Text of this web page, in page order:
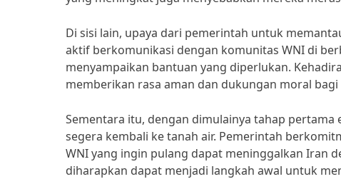
Di sisi lain, upaya dari pemerintah untuk
aktif berkomunikasi dengan komunitas WNI di
menyampaikan bantuan yang diperlukan.
memberikan rasa aman dan dukungan moral
Sementara itu, dengan dimulainya tahap
segera kembali ke tanah air. Pemerintah
WNI yang ingin pulang dapat meninggalkan Iran
diharapkan dapat menjadi langkah awal untuk